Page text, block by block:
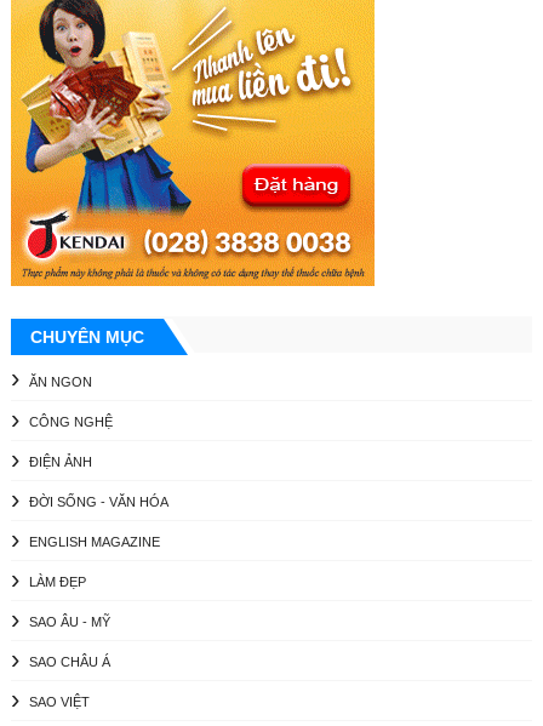
CHUYÊN MỤC
ĂN NGON
CÔNG NGHỆ
ĐIỆN ẢNH
ĐỜI SỐNG - VĂN HÓA
ENGLISH MAGAZINE
LÀM ĐẸP
SAO ÂU - MỸ
SAO CHÂU Á
SAO VIỆT